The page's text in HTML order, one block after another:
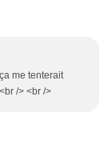
me tenterait
/> <br />